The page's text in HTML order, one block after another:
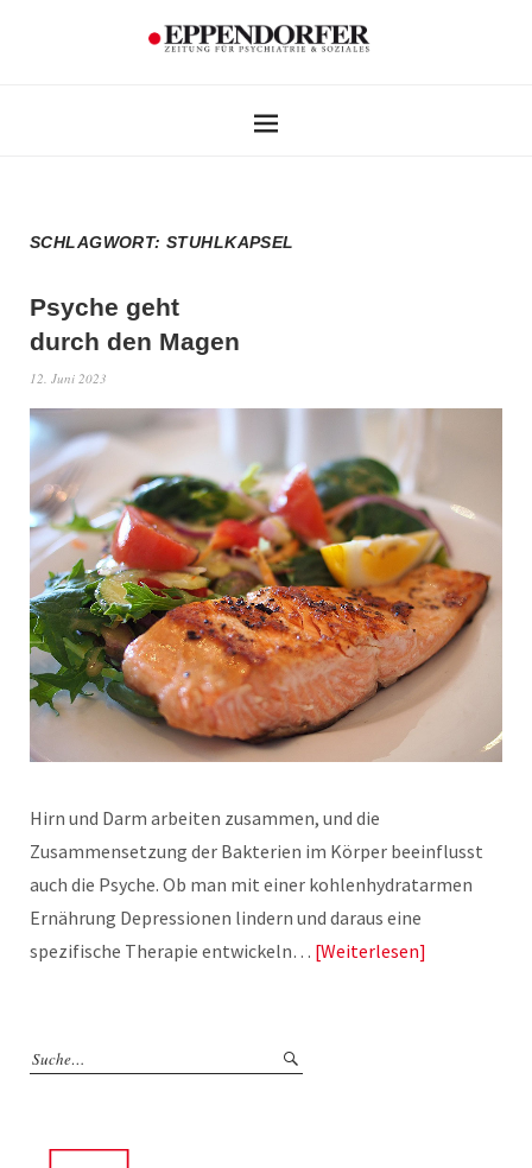
SCHLAGWORT:STUHLKAPSEL
Psyche geht
durch den Magen
12. Juni 2023
Hirn und Darm arbeiten zusammen, und die
Zusammensetzung der Bakterien im Körper beeinflusst
auch die Psyche. Ob man mit einer kohlenhydratarmen
Ernährung Depressionen lindern und daraus eine
spezifische Therapie entwickeln… Weiterlesen